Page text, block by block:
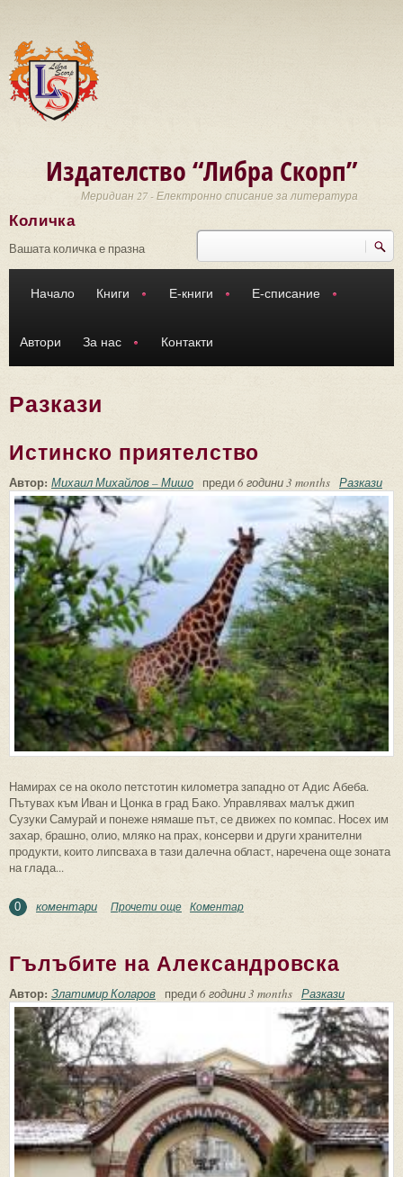
Издателство “Либра Скорп”
Меридиан 27 - Електронно списание за литература
Търси
Количка
Вашата количка е празна
Начало Книги Е-книги Е-списание
Автори За нас Контакти
Разкази
Истинско приятелство
Автор: Михаил Михайлов – Мишо преди6 години 3 months Разкази
Намирах се на около петстотин километра западно от Адис Абеба.
Пътувах към Иван и Цонка в град Бако. Управлявах малък джип
Сузуки Самурай и понеже нямаше път, се движех по компас. Носех им
захар, брашно, олио, мляко на прах, консерви и други хранителни
продукти, които липсваха в тази далечна област, наречена още зоната
на глада...
0 коментари Прочети още about Истинско приятелство
Коментар
Гълъбите на Александровска
Автор: Златимир Коларов преди6 години 3 months Разкази